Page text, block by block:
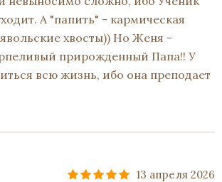
А "папить" - кармическая
хвосты)) Но Женя -
прирожденный Папа!! У
всю жизнь, ибо она преподает
13 апреля 2026